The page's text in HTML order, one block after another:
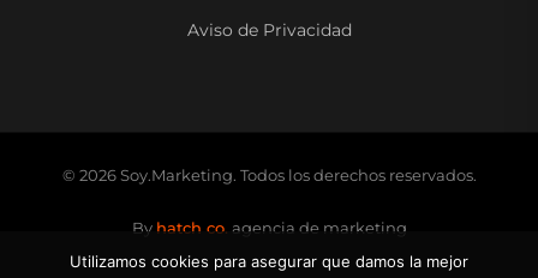
Aviso de Privacidad
© 2026 Soy.Marketing. Todos los derechos reservados.
By hatch co. agencia de marketing
Utilizamos cookies para asegurar que damos la mejor